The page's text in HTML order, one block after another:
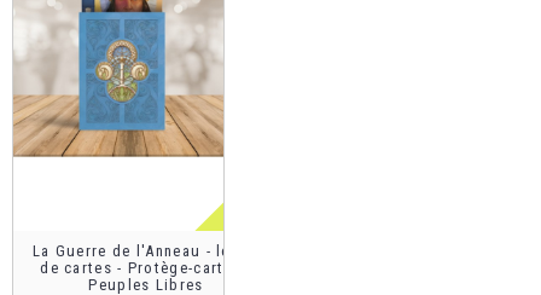
La Guerre de l'Anneau - le jeu
de cartes - Protège-cartes -
Peuples Libres